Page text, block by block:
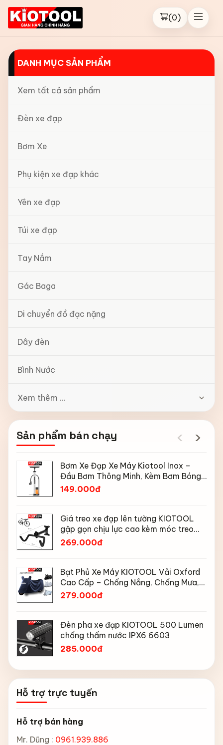
(0)
DANH MỤC SẢN PHẨM
Xem tất cả sản phẩm
Đèn xe đạp
Bơm Xe
Phụ kiện xe đạp khác
Yên xe đạp
Túi xe đạp
Tay Nắm
Gác Baga
Di chuyển đồ đạc nặng
Dây đèn
Bình Nước
Xem thêm ...
Sản phẩm bán chạy ‹ ›
Bơm Xe Đạp Xe Máy Kiotool Inox –
Đầu Bơm Thông Minh, Kèm Bơm Bóng,
Đồng Hồ 160 PSI
149.000đ
Giá treo xe đạp lên tường KIOTOOL
gập gọn chịu lực cao kèm móc treo
mũ bảo hiểm
269.000đ
Bạt Phủ Xe Máy KIOTOOL Vải Oxford
Cao Cấp – Chống Nắng, Chống Mưa,
Chống Bụi, Chống Tia UV, Có Phản
279.000đ
Đèn pha xe đạp KIOTOOL 500 Lumen
chống thấm nước IPX6 6603
285.000đ
Hỗ trợ trực tuyến
Hỗ trợ bán hàng
Mr. Dũng : 0961.939.886